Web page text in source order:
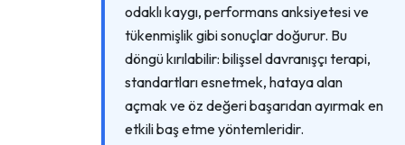
odaklı kaygı, performans anksiyetesi ve
tükenmişlik gibi sonuçlar doğurur. Bu
döngü kırılabilir: bilişsel davranışçı terapi,
standartları esnetmek, hataya alan
açmak ve öz değeri başarıdan ayırmak en
etkili baş etme yöntemleridir.